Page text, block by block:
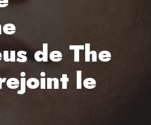
de The
le